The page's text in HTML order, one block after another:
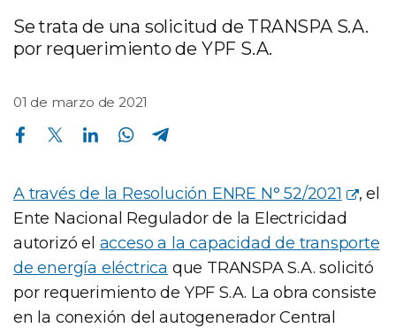
Se trata de una solicitud de TRANSPA S.A.
por requerimiento de YPF S.A.
01 de marzo de 2021
Compartir en Facebook Compartir en Twitter Compartir en Linkedin Compartir en Whatsapp
A través de la Resolución ENRE N° 52/2021
, el
Ente Nacional Regulador de la Electricidad
autorizó el acceso a la capacidad de transporte
de energía eléctrica que TRANSPA S.A. solicitó
por requerimiento de YPF S.A. La obra consiste
en la conexión del autogenerador Central